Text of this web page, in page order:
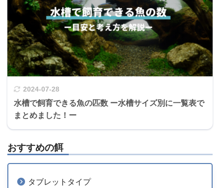
2024-07-28
水槽で飼育できる魚の匹数 ー水槽サイズ別に一覧表で
まとめました！ー
おすすめの餌
タブレットタイプ